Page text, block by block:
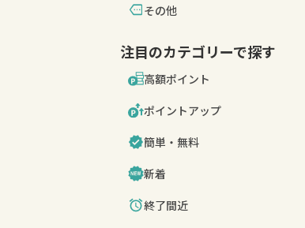
moreその他
注目のカテゴリーで探す
高額ポイント
ポイントアップ
簡単・無料
新着
終了間近